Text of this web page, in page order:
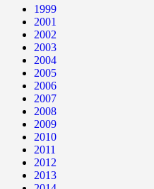
1999
2001
2002
2003
2004
2005
2006
2007
2008
2009
2010
2011
2012
2013